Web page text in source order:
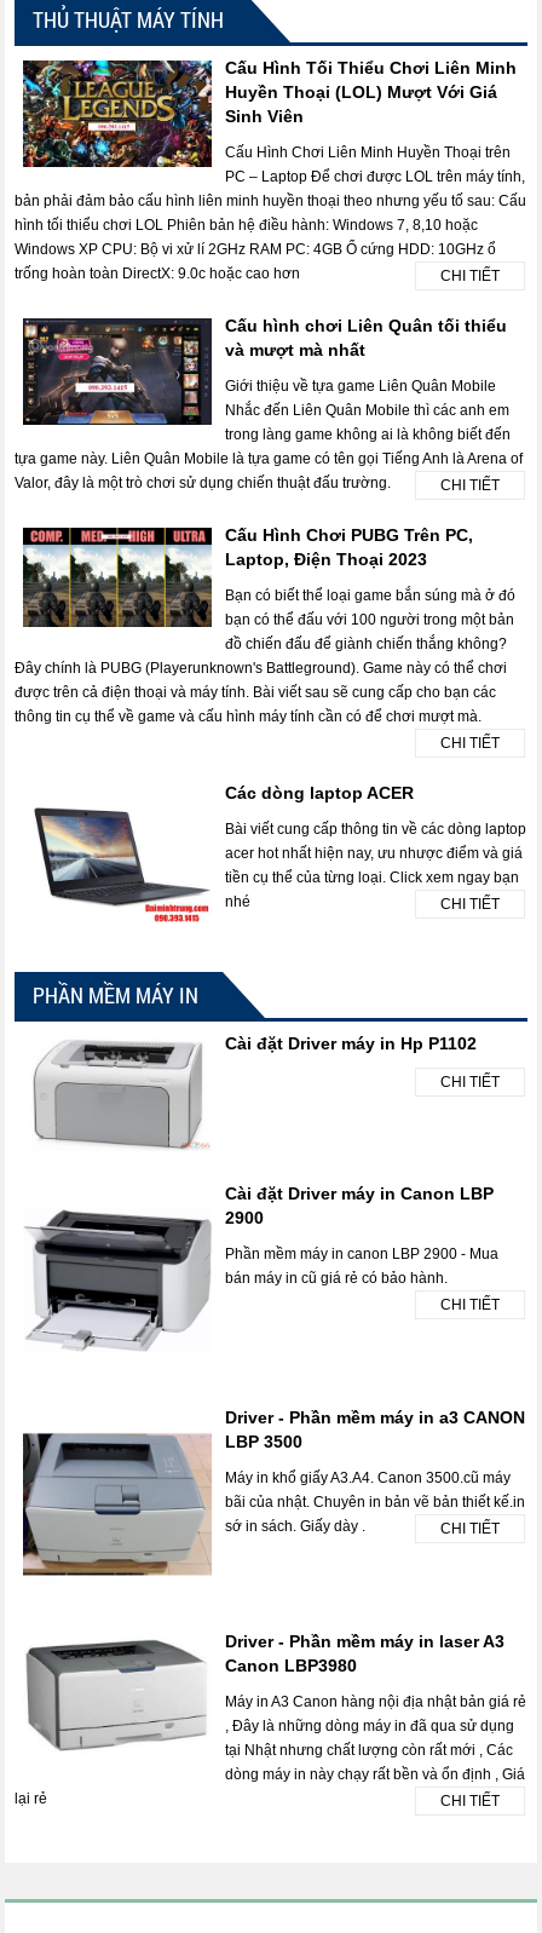
THỦ THUẬT MÁY TÍNH
Cấu Hình Tối Thiểu Chơi Liên Minh
Huyền Thoại (LOL) Mượt Với Giá
Sinh Viên
Cấu Hình Chơi Liên Minh Huyền Thoại trên
PC – Laptop Để chơi được LOL trên máy tính,
bản phải đảm bảo cấu hình liên minh huyền thoại theo nhưng yếu tố sau: Cấu
hình tối thiểu chơi LOL Phiên bản hệ điều hành: Windows 7, 8,10 hoặc
Windows XP CPU: Bộ vi xử lí 2GHz RAM PC: 4GB Ổ cứng HDD: 10GHz ổ
trống hoàn toàn DirectX: 9.0c hoặc cao hơn
CHI TIẾT
Cấu hình chơi Liên Quân tối thiểu
và mượt mà nhất
Giới thiệu về tựa game Liên Quân Mobile
Nhắc đến Liên Quân Mobile thì các anh em
trong làng game không ai là không biết đến
tựa game này. Liên Quân Mobile là tựa game có tên gọi Tiếng Anh là Arena of
Valor, đây là một trò chơi sử dụng chiến thuật đấu trường.
CHI TIẾT
Cấu Hình Chơi PUBG Trên PC,
Laptop, Điện Thoại 2023
Bạn có biết thể loại game bắn súng mà ở đó
bạn có thể đấu với 100 người trong một bản
đồ chiến đấu để giành chiến thắng không?
Đây chính là PUBG (Playerunknown's Battleground). Game này có thể chơi
được trên cả điện thoại và máy tính. Bài viết sau sẽ cung cấp cho bạn các
thông tin cụ thể về game và cấu hình máy tính cần có để chơi mượt mà.
CHI TIẾT
Các dòng laptop ACER
Bài viết cung cấp thông tin về các dòng laptop
acer hot nhất hiện nay, ưu nhược điểm và giá
tiền cụ thể của từng loại. Click xem ngay bạn
nhé
CHI TIẾT
PHẦN MỀM MÁY IN
Cài đặt Driver máy in Hp P1102
CHI TIẾT
Cài đặt Driver máy in Canon LBP
2900
Phần mềm máy in canon LBP 2900 - Mua
bán máy in cũ giá rẻ có bảo hành.
CHI TIẾT
Driver - Phần mềm máy in a3 CANON
LBP 3500
Máy in khổ giấy A3.A4. Canon 3500.cũ máy
bãi của nhật. Chuyên in bản vẽ bản thiết kế.in
sớ in sách. Giấy dày .
CHI TIẾT
Driver - Phần mềm máy in laser A3
Canon LBP3980
Máy in A3 Canon hàng nội địa nhật bản giá rẻ
, Đây là những dòng máy in đã qua sử dụng
tại Nhật nhưng chất lượng còn rất mới , Các
dòng máy in này chạy rất bền và ổn định , Giá
lại rẻ
CHI TIẾT